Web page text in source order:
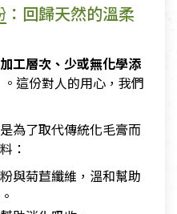
：回歸天然的溫柔
工層次、少或無化學添
。這份對人的用心，我們
為了取代傳統化毛膏而
：
與菊苣纖維，溫和幫助